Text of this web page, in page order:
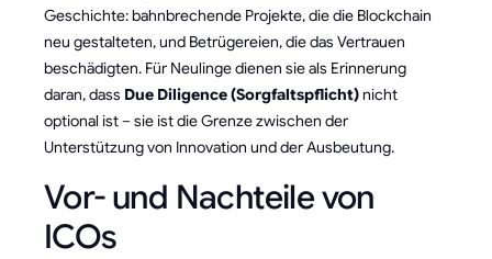
Geschichte: bahnbrechende Projekte, die die Blockchain
neu gestalteten, und Betrügereien, die das Vertrauen
beschädigten. Für Neulinge dienen sie als Erinnerung
daran, dass Due Diligence (Sorgfaltspflicht)nicht
optional ist – sie ist die Grenze zwischen der
Unterstützung von Innovation und der Ausbeutung.
Vor- und Nachteile von
ICOs